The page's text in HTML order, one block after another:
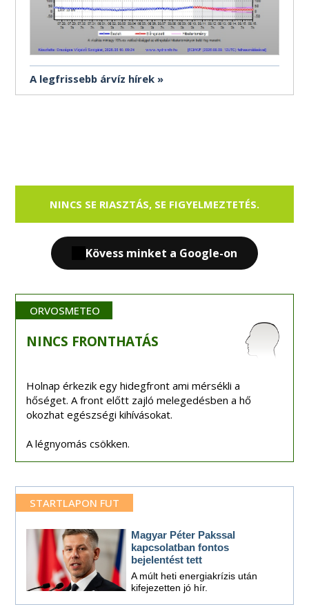
A legfrissebb árvíz hírek
NINCS SE RIASZTÁS, SE FIGYELMEZTETÉS.
Kövess minket a Google-on
ORVOSMETEO
NINCS FRONTHATÁS
Holnap érkezik egy hidegfront ami mérsékli a
hőséget. A front előtt zajló melegedésben a hő
okozhat egészségi kihívásokat.
A légnyomás csökken.
STARTLAPON FUT
Magyar Péter Pakssal
kapcsolatban fontos
bejelentést tett
A múlt heti energiakrízis után
kifejezetten jó hír.